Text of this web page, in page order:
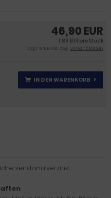
46,90 EUR
1,88 EUR pro Stück
zzgl. 19 % MwSt. zzgl.Versandkosten
IN DEN WARENKORB
sendzimirverzinkt